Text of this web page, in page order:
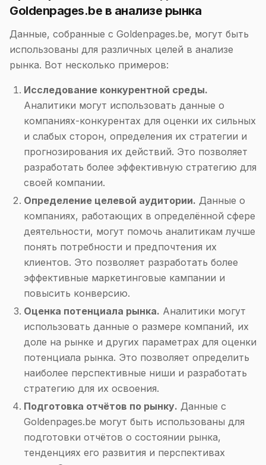
Goldenpages.be в анализе рынка
Данные, собранные с Goldenpages.be, могут быть
использованы для различных целей в анализе
рынка. Вот несколько примеров:
Исследование конкурентной среды.
Аналитики могут использовать данные о
компаниях-конкурентах для оценки их сильных
и слабых сторон, определения их стратегии и
прогнозирования их действий. Это позволяет
разработать более эффективную стратегию для
своей компании.
Определение целевой аудитории. Данные о
компаниях, работающих в определённой сфере
деятельности, могут помочь аналитикам лучше
понять потребности и предпочтения их
клиентов. Это позволяет разработать более
эффективные маркетинговые кампании и
повысить конверсию.
Оценка потенциала рынка. Аналитики могут
использовать данные о размере компаний, их
доле на рынке и других параметрах для оценки
потенциала рынка. Это позволяет определить
наиболее перспективные ниши и разработать
стратегию для их освоения.
Подготовка отчётов по рынку. Данные с
Goldenpages.be могут быть использованы для
подготовки отчётов о состоянии рынка,
тенденциях его развития и перспективах